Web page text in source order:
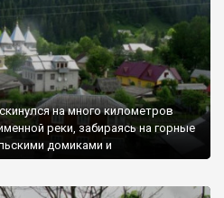
на много километров
реки, забираясь на горные
домиками и
домов.